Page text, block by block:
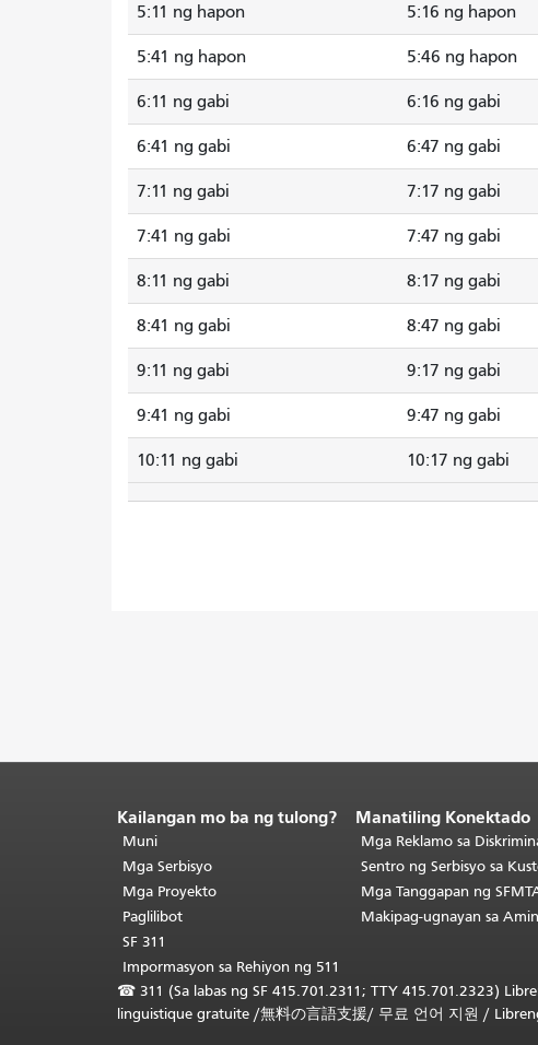
5:11 ng hapon 5:16 ng hapon
5:41 ng hapon 5:46 ng hapon
6:11 ng gabi 6:16 ng gabi
6:41 ng gabi 6:47 ng gabi
7:11 ng gabi 7:17 ng gabi
7:41 ng gabi 7:47 ng gabi
8:11 ng gabi 8:17 ng gabi
8:41 ng gabi 8:47 ng gabi
9:11 ng gabi 9:17 ng gabi
9:41 ng gabi 9:47 ng gabi
10:11 ng gabi 10:17 ng gabi
Katapusan
ng
nilalaman
ng
pahina.Ang
natitirang
pahinang
ito
Kailangan mo ba ng tulong?
Muni
Mga Serbisyo
Mga Proyekto
Paglilibot
SF 311
Impormasyon sa Rehiyon ng 511
Manatiling Konektado
Mga Reklamo sa
Sentro ng Serbisyo sa
Mga Tanggapan ng
Makipag-ugnayan sa Amin
☎ 311 (Sa labas ng SF 415.701.2311; TTY 415.701.2323)
linguistique gratuite /無料の言語支援/ 무료 언어 지원 /